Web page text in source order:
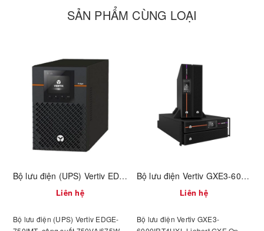
SẢN PHẨM CÙNG LOẠI
Bộ lưu điện (UPS) Vertiv EDGE-750IMT (01202565)
Liên hệ
Bộ lưu điện (UPS) Vertiv EDGE-
Bộ lưu điện Vertiv GXE3-6000IRT4UXL - 01203155
Liên hệ
Bộ lưu điện Vertiv GXE3-